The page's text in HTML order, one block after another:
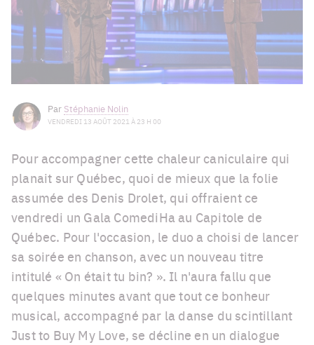
Par Stéphanie Nolin
VENDREDI 13 AOÛT 2021 À 23 H 00
Pour accompagner cette chaleur caniculaire qui
planait sur Québec, quoi de mieux que la folie
assumée des Denis Drolet, qui offraient ce
vendredi un Gala ComediHa au Capitole de
Québec. Pour l'occasion, le duo a choisi de lancer
sa soirée en chanson, avec un nouveau titre
intitulé « On était tu bin? ». Il n'aura fallu que
quelques minutes avant que tout ce bonheur
musical, accompagné par la danse du scintillant
Just to Buy My Love, se décline en un dialogue